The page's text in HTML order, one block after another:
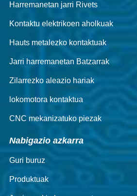
Harremanetan jarri Rivets
Kontaktu elektrikoen aholkuak
Hauts metalezko kontaktuak
Jarri harremanetan Batzarrak
Zilarrezko aleazio hariak
lokomotora kontaktua
CNC mekanizatuko piezak
Nabigazio azkarra
Guri buruz
Produktuak